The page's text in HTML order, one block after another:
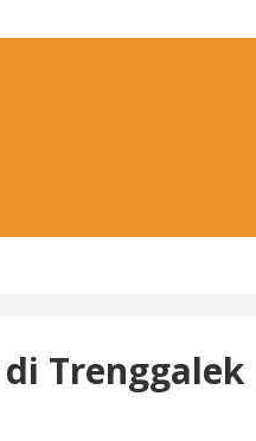
Trenggalek